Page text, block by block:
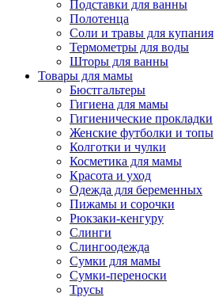
Подставки для ванны
Полотенца
Соли и травы для купания
Термометры для воды
Шторы для ванны
Товары для мамы
Бюстгальтеры
Гигиена для мамы
Гигиенические прокладки
Женские футболки и топы
Колготки и чулки
Косметика для мамы
Красота и уход
Одежда для беременных
Пижамы и сорочки
Рюкзаки-кенгуру
Слинги
Слингоодежда
Сумки для мамы
Сумки-переноски
Трусы